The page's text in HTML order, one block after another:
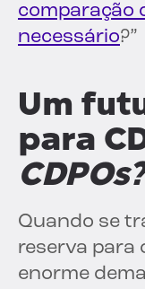
comparação
necessário?”
Um
para
CDPOs?
Quando se
reserva para
enorme